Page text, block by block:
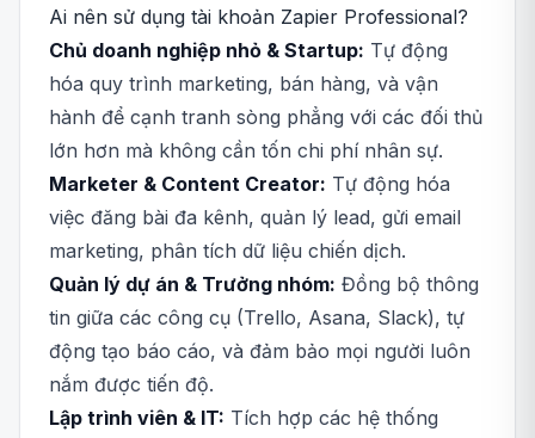
Ai nên sử dụng tài khoản Zapier Professional?
Chủ doanh nghiệp nhỏ & Startup: Tự động
hóa quy trình marketing, bán hàng, và vận
hành để cạnh tranh sòng phẳng với các đối thủ
lớn hơn mà không cần tốn chi phí nhân sự.
Marketer & Content Creator: Tự động hóa
việc đăng bài đa kênh, quản lý lead, gửi email
marketing, phân tích dữ liệu chiến dịch.
Quản lý dự án & Trưởng nhóm: Đồng bộ thông
tin giữa các công cụ (Trello, Asana, Slack), tự
động tạo báo cáo, và đảm bảo mọi người luôn
nắm được tiến độ.
Lập trình viên & IT: Tích hợp các hệ thống